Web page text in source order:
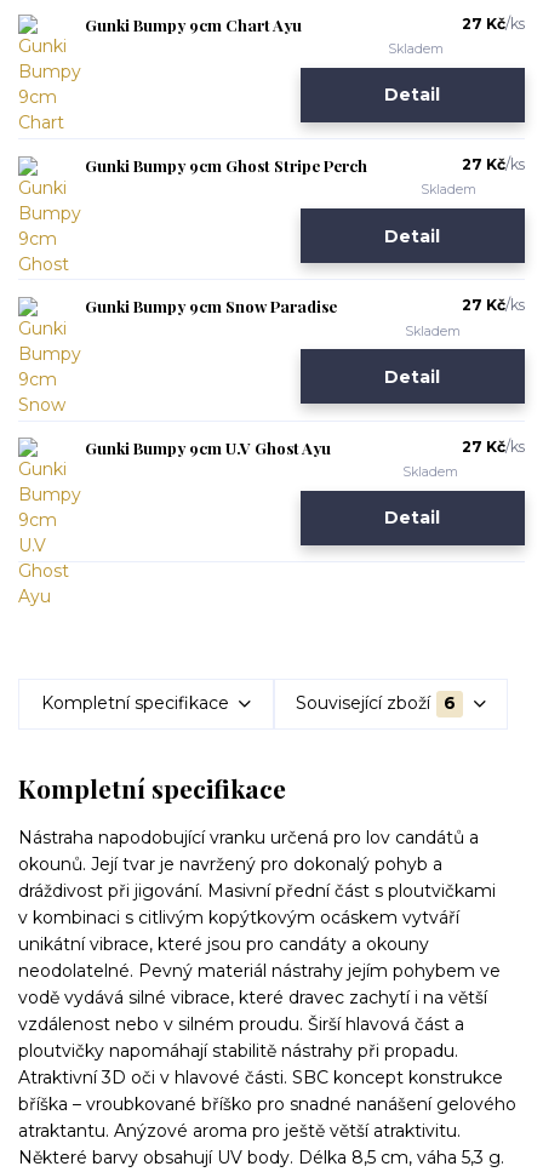
Gunki Bumpy 9cm Chart Ayu 27 Kč/ks
Skladem
Detail
Gunki Bumpy 9cm Ghost Stripe Perch 27 Kč/ks
Skladem
Detail
Gunki Bumpy 9cm Snow Paradise 27 Kč/ks
Skladem
Detail
Gunki Bumpy 9cm U.V Ghost Ayu 27 Kč/ks
Skladem
Detail
Kompletní specifikace Související zboží 6
Kompletní specifikace
Nástraha napodobující vranku určená pro lov candátů a
okounů. Její tvar je navržený pro dokonalý pohyb a
dráždivost při jigování. Masivní přední část s ploutvičkami
v kombinaci s citlivým kopýtkovým ocáskem vytváří
unikátní vibrace, které jsou pro candáty a okouny
neodolatelné. Pevný materiál nástrahy jejím pohybem ve
vodě vydává silné vibrace, které dravec zachytí i na větší
vzdálenost nebo v silném proudu. Širší hlavová část a
ploutvičky napomáhají stabilitě nástrahy při propadu.
Atraktivní 3D oči v hlavové části. SBC koncept konstrukce
bříška – vroubkované bříško pro snadné nanášení gelového
atraktantu. Anýzové aroma pro ještě větší atraktivitu.
Některé barvy obsahují UV body. Délka 8,5 cm, váha 5,3 g.